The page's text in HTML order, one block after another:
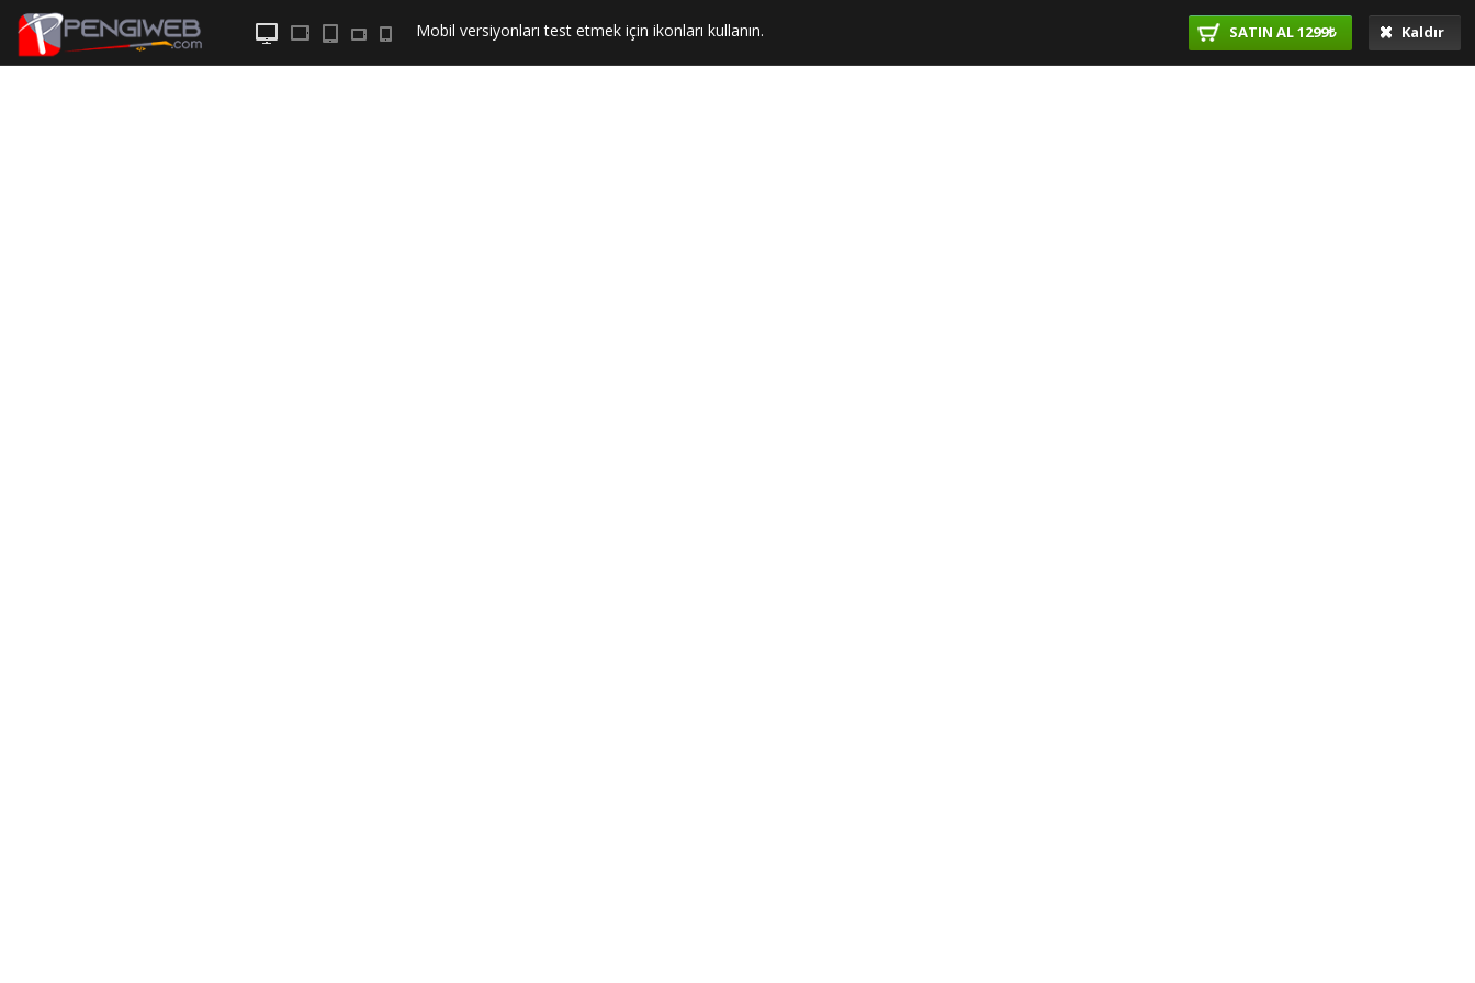
Mobil versiyonları test etmek için ikonları kullanın. SATIN AL 1299₺ Kaldır